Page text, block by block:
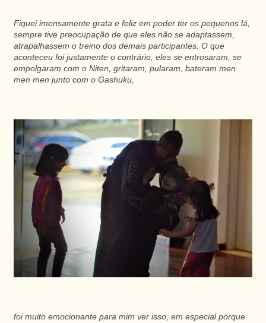
Fiquei imensamente grata e feliz em poder ter os pequenos lá,
sempre tive preocupação de que eles não se adaptassem,
atrapalhassem o treino dos demais participantes. O que
aconteceu foi justamente o contrário, eles se entrosaram, se
empolgaram com o Niten, gritaram, pularam, bateram men
men men junto com o Gashuku,
foi muito emocionante para mim ver isso, em especial porque